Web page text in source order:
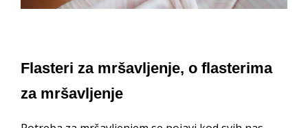
Flasteri za mršavljenje, o flasterima
za mršavljenje